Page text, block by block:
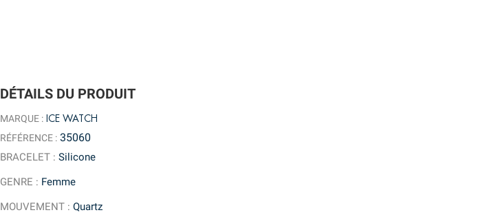
DÉTAILS DU PRODUIT
MARQUE : ICE WATCH
RÉFÉRENCE : 35060
BRACELET: Silicone
GENRE : Femme
MOUVEMENT: Quartz